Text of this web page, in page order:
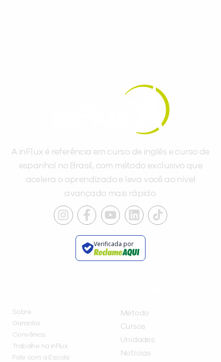
A inFlux é referência em curso de inglês e curso de
espanhol no Brasil, com método exclusivo que
acelera o aprendizado e leva você ao nível
avançado mais rápido.
Verificada por
Sobre
Garantia
Convênios
Trabalhe na inFlux
Fale com a Escola
Método
Cursos
Unidades
Notícias